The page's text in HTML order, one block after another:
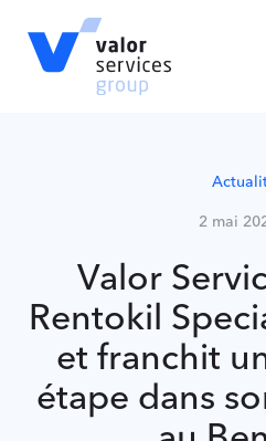
2 mai
Valor
Rentokil
et franchit
étape dans